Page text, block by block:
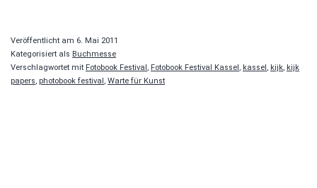
Veröffentlicht am 6. Mai 2011
Kategorisiert als Buchmesse
Verschlagwortet mit Fotobook Festival, Fotobook Festival Kassel, kassel, kijk, kijk
papers, photobook festival, Warte für Kunst